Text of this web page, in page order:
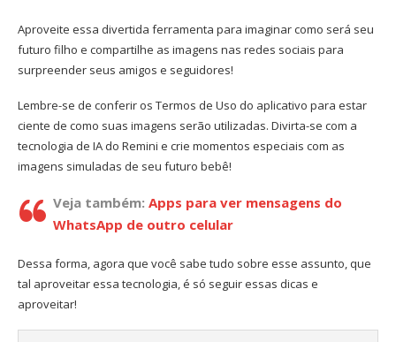
Aproveite essa divertida ferramenta para imaginar como será seu
futuro filho e compartilhe as imagens nas redes sociais para
surpreender seus amigos e seguidores!
Lembre-se de conferir os Termos de Uso do aplicativo para estar
ciente de como suas imagens serão utilizadas. Divirta-se com a
tecnologia de IA do Remini e crie momentos especiais com as
imagens simuladas de seu futuro bebê!
Veja também: Apps para ver mensagens do
WhatsApp de outro celular
Dessa forma, agora que você sabe tudo sobre esse assunto, que
tal aproveitar essa tecnologia, é só seguir essas dicas e
aproveitar!